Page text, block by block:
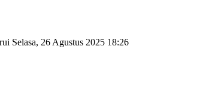
Selasa, 26 Agustus 2025 18:26